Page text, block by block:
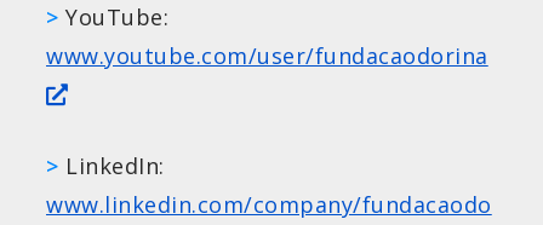
> YouTube:
www.youtube.com/user/fundacaodorina
> LinkedIn:
www.linkedin.com/company/fundacaodo